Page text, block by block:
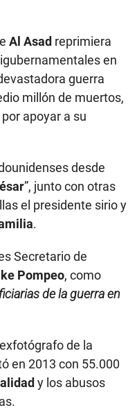
Al Asad reprimiera
en
guerra
millón de muertos,
apoyar a su
desde
”, junto con otras
el presidente sirio y
.
Secretario de
Pompeo, como
de la guerra en
de la
en 2013 con 55.000
y los abusos